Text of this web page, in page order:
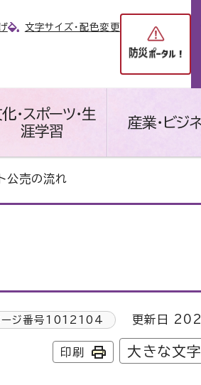
文字サイズ・配色変更
・スポーツ・生
涯学習
産業・ビジ
公売の流れ
ジ番号 1012104 更新日
印刷 大きな文